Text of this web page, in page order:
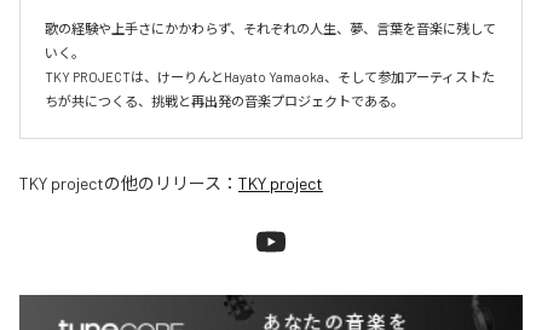
歌の経験や上手さにかかわらず、それぞれの人生、夢、言葉を音楽に残して
いく。
TKY PROJECTは、けーりんとHayato Yamaoka、そして参加アーティストた
ちが共につくる、挑戦と再出発の音楽プロジェクトである。
TKY projectの他のリリース： TKY project